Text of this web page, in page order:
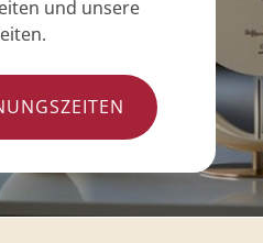
und unsere